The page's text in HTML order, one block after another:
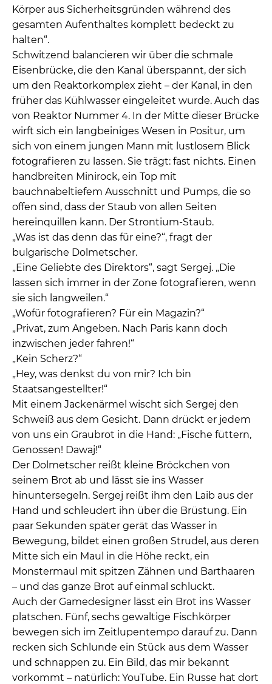
Körper aus Sicherheitsgründen während des
gesamten Aufenthaltes komplett bedeckt zu
halten“.
Schwitzend balancieren wir über die schmale
Eisenbrücke, die den Kanal überspannt, der sich
um den Reaktorkomplex zieht – der Kanal, in den
früher das Kühlwasser eingeleitet wurde. Auch das
von Reaktor Nummer 4. In der Mitte dieser Brücke
wirft sich ein langbeiniges Wesen in Positur, um
sich von einem jungen Mann mit lustlosem Blick
fotografieren zu lassen. Sie trägt: fast nichts. Einen
handbreiten Minirock, ein Top mit
bauchnabeltiefem Ausschnitt und Pumps, die so
offen sind, dass der Staub von allen Seiten
hereinquillen kann. Der Strontium-Staub.
„Was ist das denn das für eine?“, fragt der
bulgarische Dolmetscher.
„Eine Geliebte des Direktors“, sagt Sergej. „Die
lassen sich immer in der Zone fotografieren, wenn
sie sich langweilen.“
„Wofür fotografieren? Für ein Magazin?“
„Privat, zum Angeben. Nach Paris kann doch
inzwischen jeder fahren!“
„Kein Scherz?“
„Hey, was denkst du von mir? Ich bin
Staatsangestellter!“
Mit einem Jackenärmel wischt sich Sergej den
Schweiß aus dem Gesicht. Dann drückt er jedem
von uns ein Graubrot in die Hand: „Fische füttern,
Genossen! Dawaj!“
Der Dolmetscher reißt kleine Bröckchen von
seinem Brot ab und lässt sie ins Wasser
hinuntersegeln. Sergej reißt ihm den Laib aus der
Hand und schleudert ihn über die Brüstung. Ein
paar Sekunden später gerät das Wasser in
Bewegung, bildet einen großen Strudel, aus deren
Mitte sich ein Maul in die Höhe reckt, ein
Monstermaul mit spitzen Zähnen und Barthaaren
– und das ganze Brot auf einmal schluckt.
Auch der Gamedesigner lässt ein Brot ins Wasser
platschen. Fünf, sechs gewaltige Fischkörper
bewegen sich im Zeitlupentempo darauf zu. Dann
recken sich Schlunde ein Stück aus dem Wasser
und schnappen zu. Ein Bild, das mir bekannt
vorkommt – natürlich: YouTube. Ein Russe hat dort